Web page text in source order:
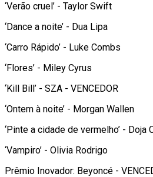
‘Verão cruel’ - Taylor Swift
‘Dance a noite’ - Dua Lipa
‘Carro Rápido’ - Luke Combs
‘Flores’ - Miley Cyrus
‘Kill Bill’ - SZA - VENCEDOR
‘Ontem à noite’ - Morgan Wallen
‘Pinte a cidade de vermelho’ - Doja
‘Vampiro’ - Olivia Rodrigo
Prêmio Inovador: Beyoncé -